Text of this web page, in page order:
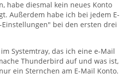
habe diesmal kein neues Konto
Außerdem habe ich bei jedem E-
bei den ersten drei
Systemtray, das ich eine e-Mail
Thunderbird auf und was ist,
ein Sternchen am E-Mail Konto.